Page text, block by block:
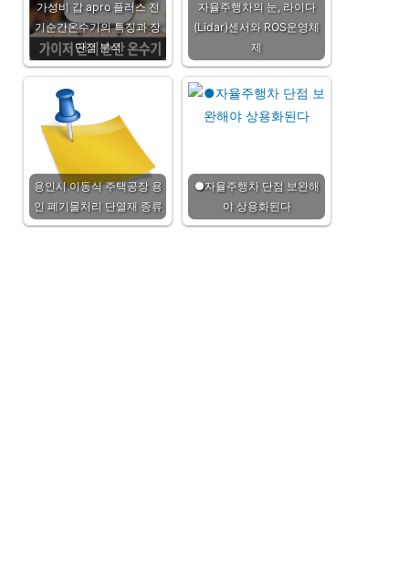
가성비 갑 apro 플러스 전
기순간온수기의 특징과 장
단점 분석
자율주행차의 눈, 라이다
(Lidar)센서와 ROS운영체
제
용인시 이동식 주택공장 용
인 폐기물처리 단열재 종류
●자율주행차 단점 보완해
야 상용화된다